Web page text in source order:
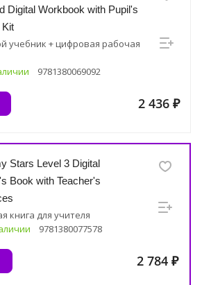
Digital Workbook with Pupil's
Kit
учебник + цифровая рабочая
9781380069092
2 436 ₽
Stars Level 3 Digital
Book with Teacher's
книга для учителя
9781380077578
2 784 ₽